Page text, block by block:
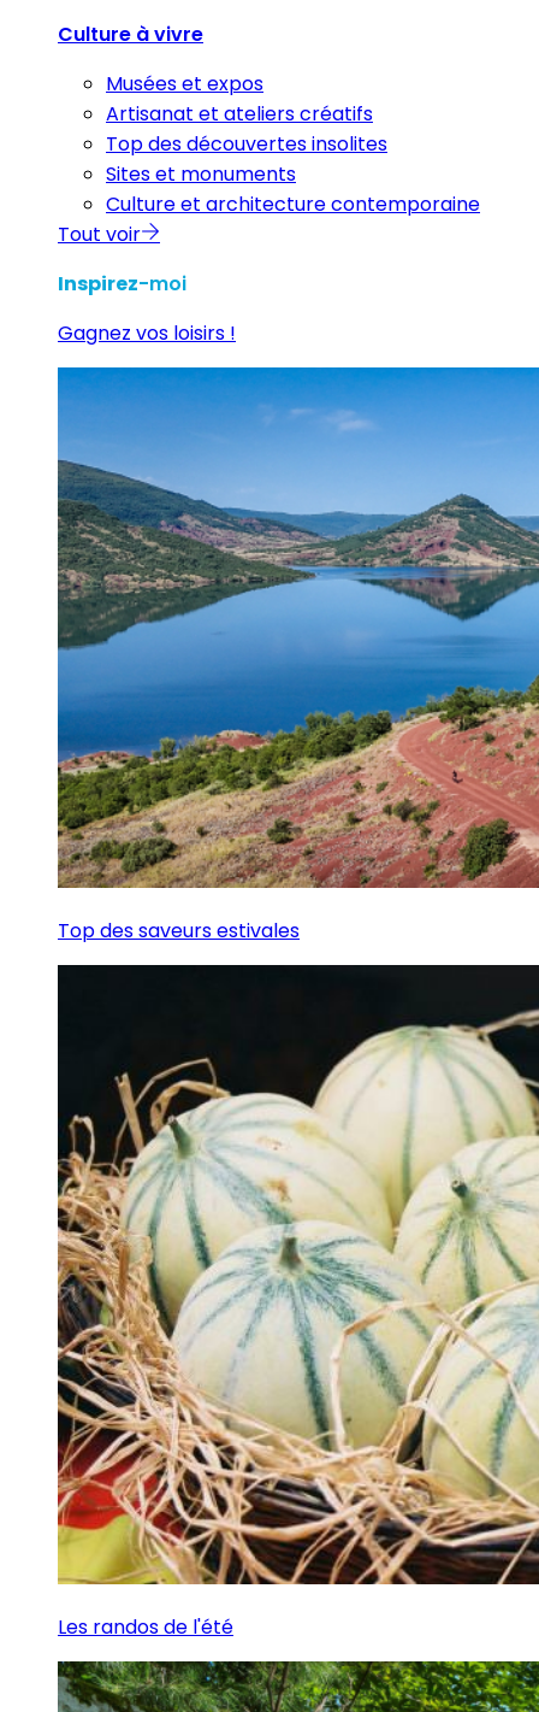
Culture à vivre
Musées et expos
Artisanat et ateliers créatifs
Top des découvertes insolites
Sites et monuments
Culture et architecture contemporaine
Tout voir
Inspirez-moi
Gagnez vos loisirs !
Top des saveurs estivales
Les randos de l'été